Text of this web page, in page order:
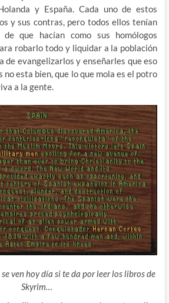
y España. Cada uno de estos
y sus contras, pero todos ellostenían
que hacían como sus homólogos
robarlo todo y liquidar a la población
de evangelizarlos y enseñarles que eso
no esta bien, que lo que mola es el potro
a la gente.
ven hoy día si te da por leer los libros de
Skyrim…